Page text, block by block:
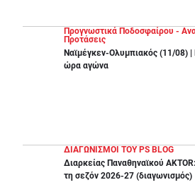
Προγνωστικά Ποδοσφαίρου -
Προτάσεις
Ναϊμέγκεν-Ολυμπιακός (11/08)
ώρα αγώνα
ΔΙΑΓΩΝΙΣΜΟΙ ΤΟΥ PS BLOG
Διαρκείας Παναθηναϊκού
τη σεζόν 2026-27 (διαγωνισμός)